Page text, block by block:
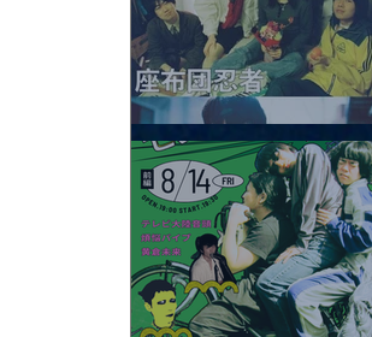
2026.08.13 |【観覧】JUST RIGHT!! vol.26